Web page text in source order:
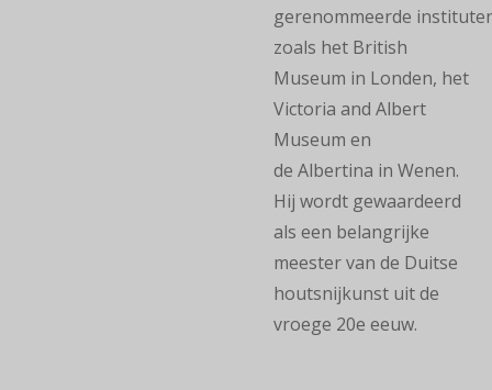
gerenommeerde
zoals het British
Museum in Londen, het
Victoria and Albert
Museum en
de Albertina in Wenen.
Hij wordt gewaardeerd
als een belangrijke
meester van de Duitse
houtsnijkunst uit de
vroege 20e eeuw.